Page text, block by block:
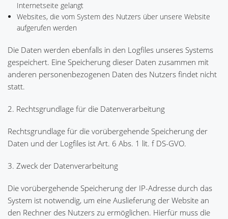
Internetseite gelangt
Websites, die vom System des Nutzers über unsere Website
aufgerufen werden
Die Daten werden ebenfalls in den Logfiles unseres Systems
gespeichert. Eine Speicherung dieser Daten zusammen mit
anderen personenbezogenen Daten des Nutzers findet nicht
statt.
2. Rechtsgrundlage für die Datenverarbeitung
Rechtsgrundlage für die vorübergehende Speicherung der
Daten und der Logfiles ist Art. 6 Abs. 1 lit. f DS-GVO.
3. Zweck der Datenverarbeitung
Die vorübergehende Speicherung der IP-Adresse durch das
System ist notwendig, um eine Auslieferung der Website an
den Rechner des Nutzers zu ermöglichen. Hierfür muss die